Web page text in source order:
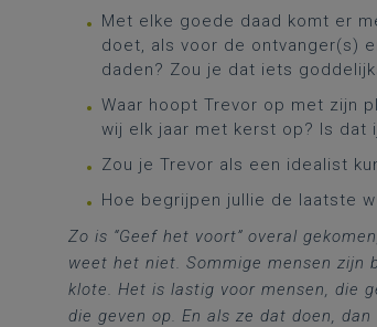
Met elke goede daad komt er
doet, als voor de ontvanger(s)
daden? Zou je dat iets
Waar hoopt Trevor op met zijn
wij elk jaar met kerst op? Is dat
Zou je Trevor als een idealist
Hoe begrijpen jullie de laatste
Zo is “Geef het voort” overal
weet het niet. Sommige mensen zijn
klote. Het is lastig voor mensen, die
die geven op. En als ze dat doen,